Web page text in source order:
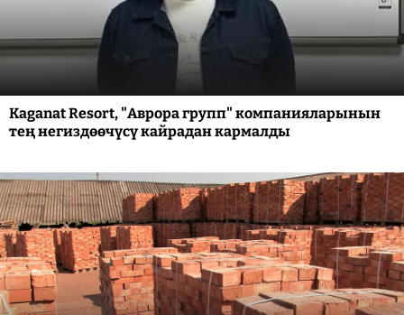
Kaganat Resort, "Аврора групп" компанияларынын
тең негиздөөчүсү кайрадан кармалды